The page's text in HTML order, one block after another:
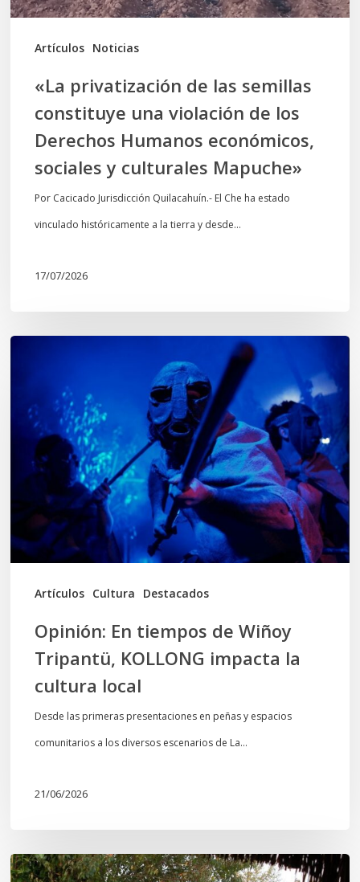
Artículos Noticias
de
Humanos
económicos,
sociales
culturales
Mapuche»
«La privatización de las semillas
constituye una violación de los
Derechos Humanos económicos,
sociales y culturales Mapuche»
Por Cacicado Jurisdicción Quilacahuín.- El Che ha estado
vinculado históricamente a la tierra y desde…
17/07/2026
Artículos Cultura Destacados
tiempos
Wiñoy
Tripantü,
KOLLONG
impacta
la
cultura
Opinión: En tiempos de Wiñoy
Tripantü, KOLLONG impacta la
cultura local
Desde las primeras presentaciones en peñas y espacios
comunitarios a los diversos escenarios de La…
21/06/2026
Conmemoración